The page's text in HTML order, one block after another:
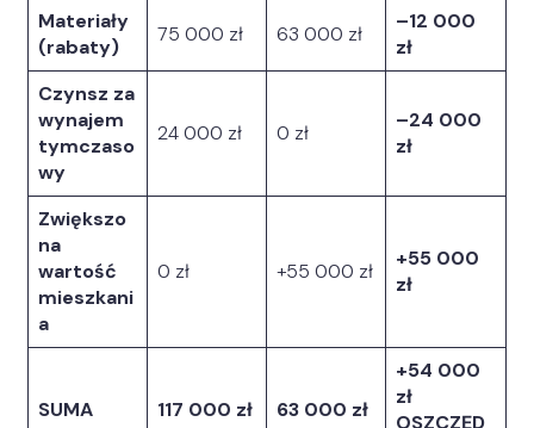
Materiały
(rabaty)
75 000 zł 63 000 zł
–12 000
zł
Czynsz za
wynajem
tymczaso
wy
24 000 zł 0 zł
–24 000
zł
Zwiększo
na
wartość
mieszkani
a
0 zł +55 000 zł
+55 000
zł
SUMA 117 000 zł 63 000 zł
+54 000
zł
OSZCZĘD